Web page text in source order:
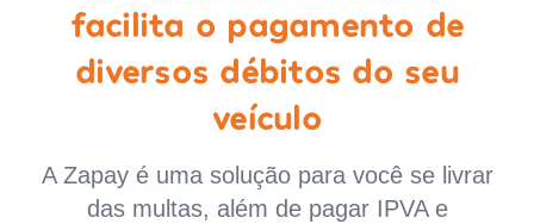
facilita o pagamento de
diversos débitos do seu
veículo
A Zapay é uma solução para você se livrar
das multas, além de pagar IPVA e